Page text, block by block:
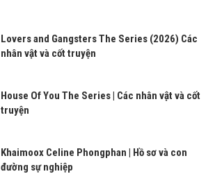
Lovers and Gangsters The Series (2026) Các
nhân vật và cốt truyện
House Of You The Series | Các nhân vật và cốt
truyện
Khaimoox Celine Phongphan | Hồ sơ và con
đường sự nghiệp